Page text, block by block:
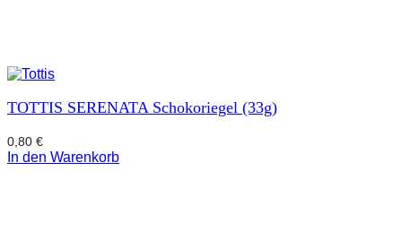
TOTTIS SERENATA Schokoriegel (33g)
0,80 €
In den Warenkorb